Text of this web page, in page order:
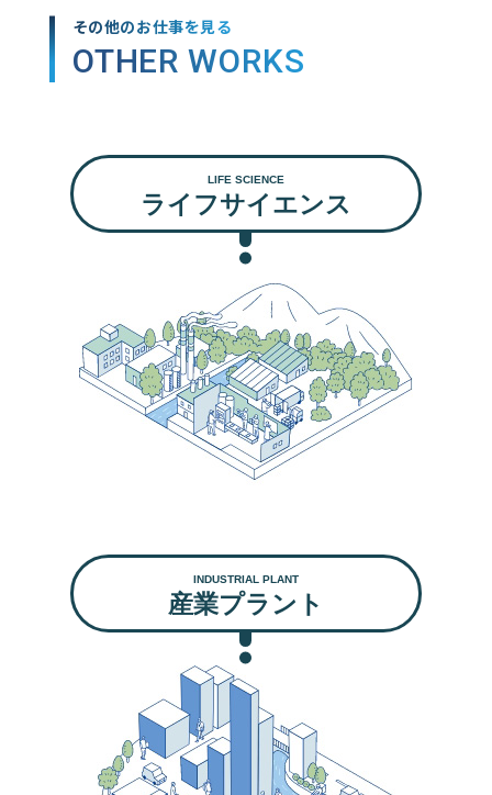
その他のお仕事を見る
OTHER WORKS
LIFE SCIENCE
ライフサイエンス
INDUSTRIAL PLANT
産業プラント